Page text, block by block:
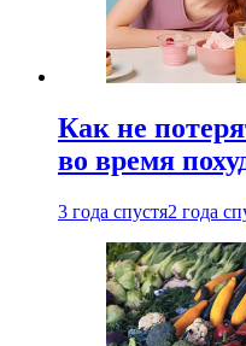
Как не
во время
3 года спустя2 года